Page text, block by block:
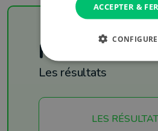
Football
Les résultats
LES
ACCEPTER &